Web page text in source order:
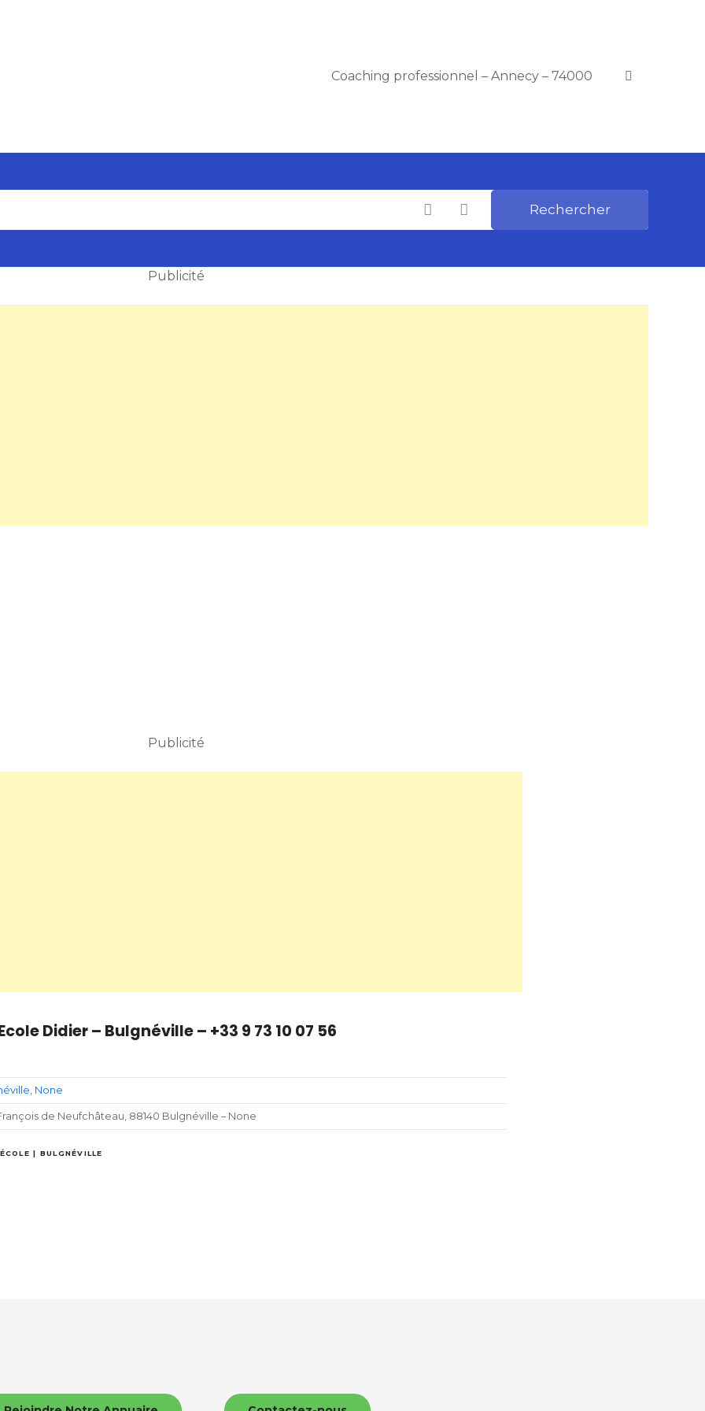
Coaching professionnel – Annecy – 74000
Catégories Choisir le Lieu Rechercher
Publicité
Publicité
Didier – Bulgnéville – +33 9 73 10 07 56
None
de Neufchâteau, 88140 Bulgnéville – None
| BULGNÉVILLE